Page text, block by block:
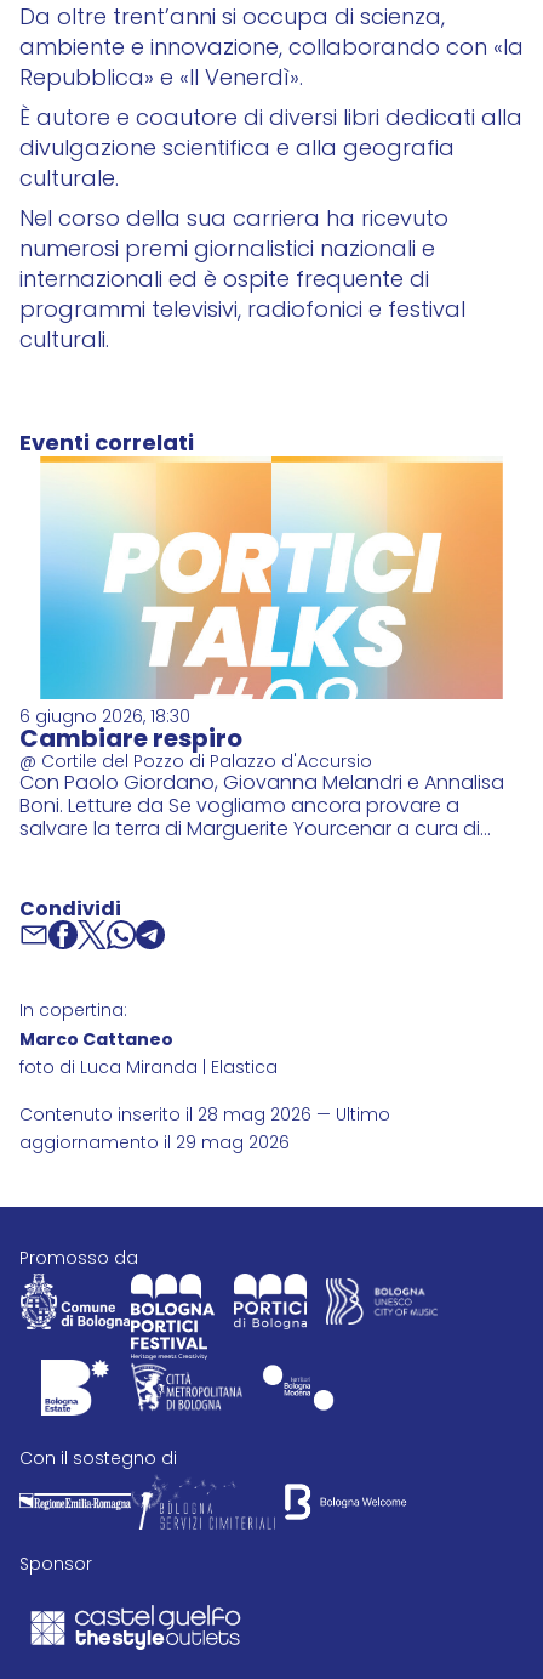
Da oltre trent’anni si occupa di scienza,
ambiente e innovazione, collaborando con «la
Repubblica» e «Il Venerdì».
È autore e coautore di diversi libri dedicati alla
divulgazione scientifica e alla geografia
culturale.
Nel corso della sua carriera ha ricevuto
numerosi premi giornalistici nazionali e
internazionali ed è ospite frequente di
programmi televisivi, radiofonici e festival
culturali.
Eventi correlati
6 giugno 2026, 18:30
Cambiare respiro
@ Cortile del Pozzo di Palazzo d'Accursio
Con Paolo Giordano, Giovanna Melandri e Annalisa
Boni. Letture da Se vogliamo ancora provare a
salvare la terra di Marguerite Yourcenar a cura di
Condividi
In copertina:
Marco Cattaneo
foto di Luca Miranda | Elastica
Contenuto inserito il 28 mag 2026 — Ultimo
aggiornamento il 29 mag 2026
promosso da
con il sostegno di
Sponsor